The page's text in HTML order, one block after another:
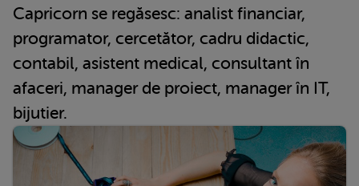
Capricorn se regăsesc: analist financiar,
programator, cercetător, cadru didactic,
contabil, asistent medical, consultant în
afaceri, manager de proiect, manager în IT,
bijutier.